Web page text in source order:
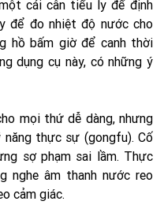
cái cân tiểu ly để định
để đo nhiệt độ nước cho
hồ bấm giờ để canh thời
dụng cụ này, có những ý
mọi thứ dễ dàng, nhưng
thực sự (gongfu). Cố
sợ phạm sai lầm. Thực
nghe âm thanh nước reo
cảm giác.